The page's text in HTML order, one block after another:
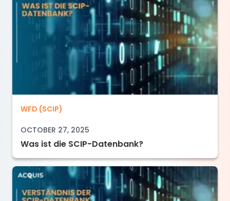
Was ist die SCIP-Datenbank?
WFD (SCIP)
OCTOBER 27, 2025
Was ist die SCIP-Datenbank?